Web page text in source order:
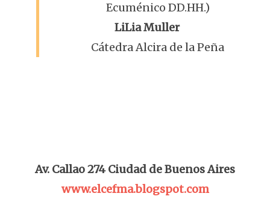
Ecuménico DD.HH.)
LiLia Muller
Cátedra Alcira de la Peña
Av. Callao 274 Ciudad de Buenos Aires
www.elcefma.blogspot.com